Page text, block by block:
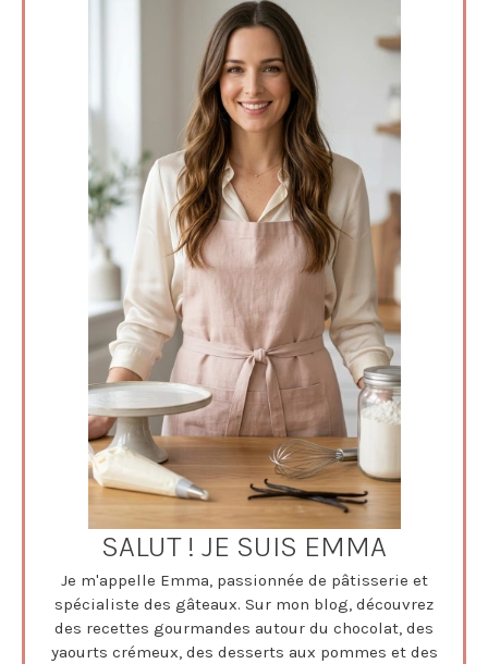
SALUT ! JE SUIS EMMA
Je m'appelle Emma, passionnée de pâtisserie et
spécialiste des gâteaux. Sur mon blog, découvrez
des recettes gourmandes autour du chocolat, des
yaourts crémeux, des desserts aux pommes et des